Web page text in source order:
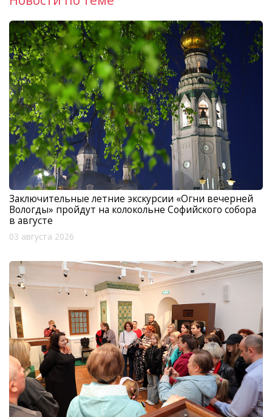
Заключительные летние экскурсии «Огни вечерней
Вологды» пройдут на колокольне Софийского собора
в августе
03 августа 2026